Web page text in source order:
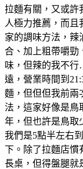
拉麵有關，又或許
人極力推薦，而且
家的調味方法，辣
合、加上粗帶嚼勁
味，但辣的我不
遠，營業時間到
麵，但但但我前兩
法，這家好像是鳥
年，但也許是鳥取
我們是5點半左右
下。除了拉麵店慣
長桌，但得盤腿就